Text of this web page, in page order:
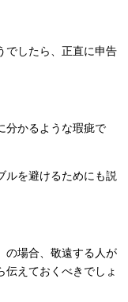
でしたら、正直に申告
分かるような瑕疵で
ルを避けるためにも説
の場合、敬遠する人が
伝えておくべきでしょ